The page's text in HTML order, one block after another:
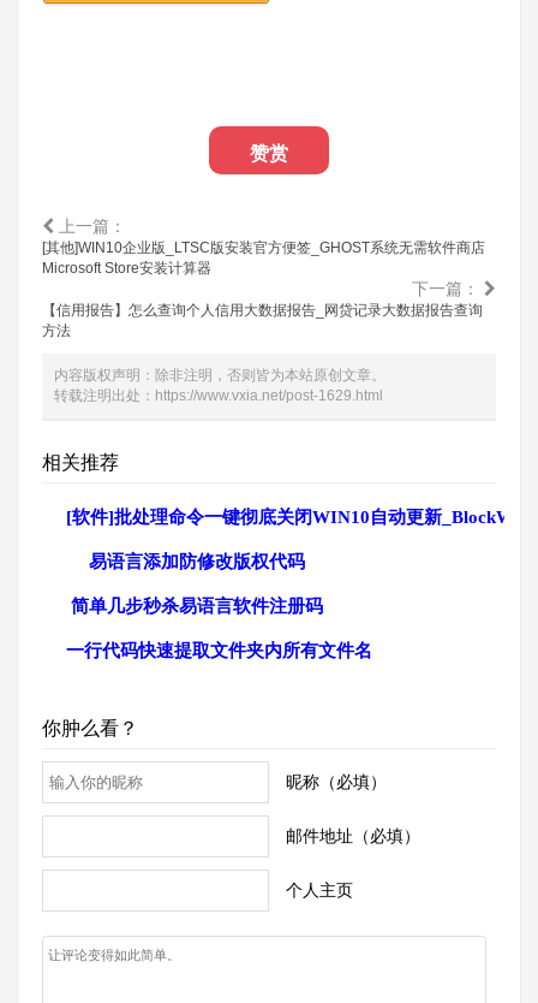
赞赏
上一篇：
[其他]WIN10企业版_LTSC版安装官方便签_GHOST系统无需软件商店
Microsoft Store安装计算器
下一篇：
【信用报告】怎么查询个人信用大数据报告_网贷记录大数据报告查询
方法
内容版权声明：除非注明，否则皆为本站原创文章。
转载注明出处： https://www.vxia.net/post-1629.html
相关推荐
[软件]批处理命令一键彻底关闭WIN10自动更新
易语言添加防修改版权代码
简单几步秒杀易语言软件注册码
一行代码快速提取文件夹内所有文件名
你肿么看？
昵称（必填）
邮件地址（必填）
个人主页